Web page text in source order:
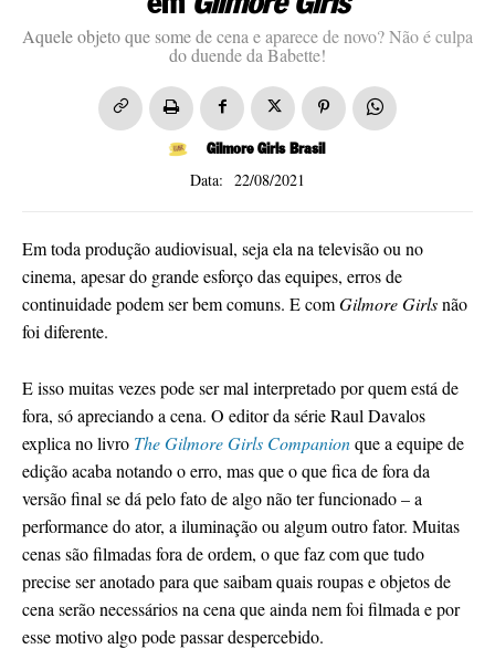
Aquele objeto que some de cena e aparece de novo? Não é culpa
do duende da Babette!
Gilmore Girls Brasil
Data: 22/08/2021
Em toda produção audiovisual, seja ela na televisão ou no
cinema, apesar do grande esforço das equipes, erros de
continuidade podem ser bem comuns. E comGilmore Girlsnão
foi diferente.
E isso muitas vezes pode ser mal interpretado por quem está de
fora, só apreciando a cena. O editor da série Raul Davalos
explica no livro The Gilmore Girls Companionque a equipe de
edição acaba notando o erro, mas que o que fica de fora da
versão final se dá pelo fato de algo não ter funcionado – a
performance do ator, a iluminação ou algum outro fator. Muitas
cenas são filmadas fora de ordem, o que faz com que tudo
precise ser anotado para que saibam quais roupas e objetos de
cena serão necessários na cena que ainda nem foi filmada e por
esse motivo algo pode passar despercebido.